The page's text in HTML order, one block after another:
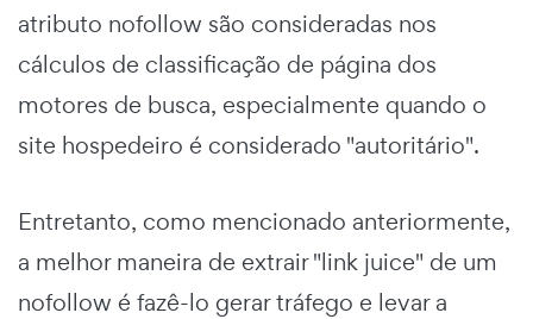
atributo nofollow são consideradas nos
cálculos de classificação de página dos
motores de busca, especialmente quando o
site hospedeiro é considerado "autoritário".
Entretanto, como mencionado anteriormente,
a melhor maneira de extrair "link juice" de um
nofollow é fazê-lo gerar tráfego e levar a